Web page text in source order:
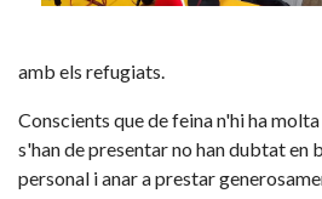
amb els refugiats.
Conscients que de feina n'hi ha
s'han de presentar no han dubtat en
personal i anar a prestar